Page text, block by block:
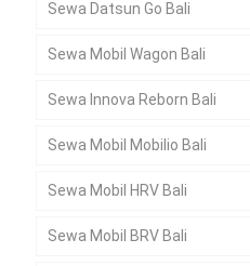
Sewa Datsun Go Bali
Sewa Mobil Wagon Bali
Sewa Innova Reborn Bali
Sewa Mobil Mobilio Bali
Sewa Mobil HRV Bali
Sewa Mobil BRV Bali